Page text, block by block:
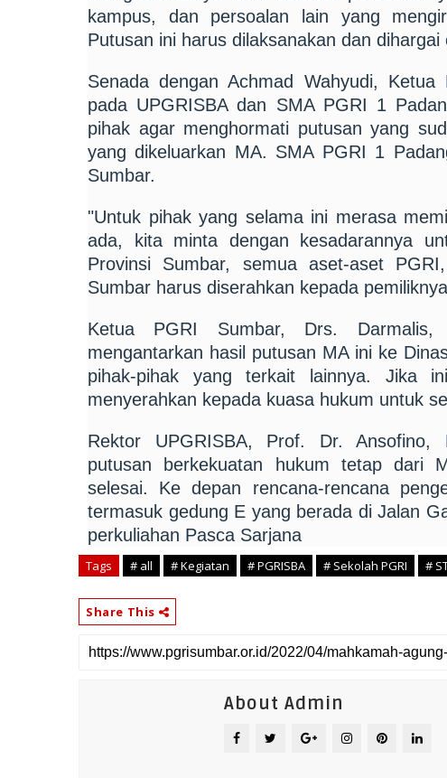
kampus, dan persoalan lain yang
Putusan ini harus dilaksanakan dan dihargai
Senada dengan Achmad Wahyudi,
pada UPGRISBA dan SMA PGRI 1
pihak agar menghormati putusan yang
yang dikeluarkan MA. SMA PGRI 1
Sumbar.
"Untuk pihak yang selama ini merasa
ada, kita minta dengan kesadarannya
Provinsi Sumbar, semua aset-aset
Sumbar harus diserahkan kepada
Ketua PGRI Sumbar, Drs. Darmalis,
mengantarkan hasil putusan MA ini ke
pihak-pihak yang terkait lainnya. Jika
menyerahkan kepada kuasa hukum untuk
Rektor UPGRISBA, Prof. Dr. Ansofino,
putusan berkekuatan hukum tetap dari
selesai. Ke depan rencana-rencana
termasuk gedung E yang berada di Jalan
perkuliahan Pasca Sarjana
Tags # all # Kegiatan # PGRISBA # Sekolah PGRI #
Share This
About Admin